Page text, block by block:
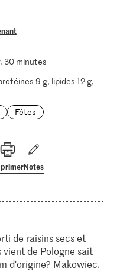
30 minutes
9 g, lipides 12 g,
Fêtes
Notes
de raisins secs et
de Pologne sait
d'origine? Makowiec.